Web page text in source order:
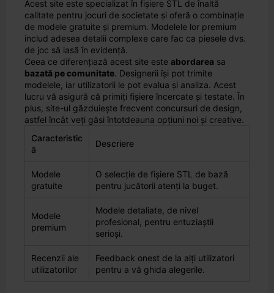
Acest site este specializat în fișiere STL de înaltă
calitate pentru jocuri de societate și oferă o combinație
de modele gratuite și premium. Modelele lor premium
includ adesea detalii complexe care fac ca piesele dvs.
de joc să iasă în evidență.
Ceea ce diferențiază acest site este abordarea sa
bazată pe comunitate. Designerii își pot trimite
modelele, iar utilizatorii le pot evalua și analiza. Acest
lucru vă asigură că primiți fișiere încercate și testate. În
plus, site-ul găzduiește frecvent concursuri de design,
astfel încât veți găsi întotdeauna opțiuni noi și creative.
Caracteristic
ă
Descriere
Modele
gratuite
O selecție de fișiere STL de bază
pentru jucătorii atenți la buget.
Modele
premium
Modele detaliate, de nivel
profesional, pentru entuziaștii
serioși.
Recenzii ale
utilizatorilor
Feedback onest de la alți utilizatori
pentru a vă ghida alegerile.